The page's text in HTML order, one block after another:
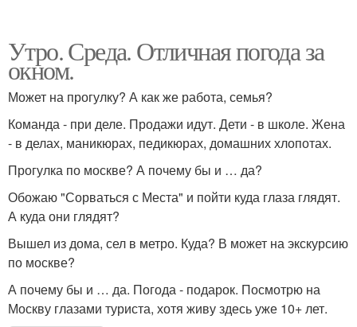
Утро. Среда. Отличная погода за
окном.
Может на прогулку? А как же работа, семья?
Команда - при деле. Продажи идут. Дети - в школе. Жена
- в делах, маникюрах, педикюрах, домашних хлопотах.
Прогулка по москве? А почему бы и … да?
Обожаю "Сорваться с Места" и пойти куда глаза глядят.
А куда они глядят?
Вышел из дома, сел в метро. Куда? В может на экскурсию
по москве?
А почему бы и … да. Погода - подарок. Посмотрю на
Москву глазами туриста, хотя живу здесь уже 10+ лет.